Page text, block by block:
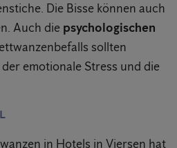
Die Bisse können auch
Auch die psychologischen
sollten
emotionale Stress und die
in Hotels in Viersen hat